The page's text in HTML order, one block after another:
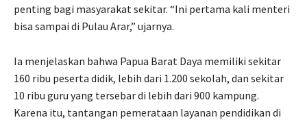
penting bagi masyarakat sekitar. “Ini pertama kali menteri
bisa sampai di Pulau Arar,” ujarnya.
Ia menjelaskan bahwa Papua Barat Daya memiliki sekitar
160 ribu peserta didik, lebih dari 1.200 sekolah, dan sekitar
10 ribu guru yang tersebar di lebih dari 900 kampung.
Karena itu, tantangan pemerataan layanan pendidikan di